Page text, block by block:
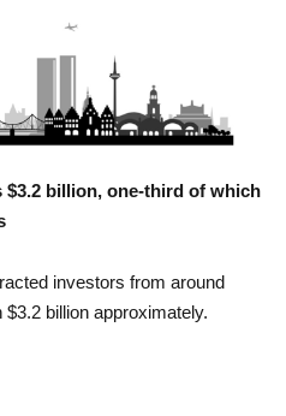
$3.2 billion, one-third of which
investors from around
billion approximately.